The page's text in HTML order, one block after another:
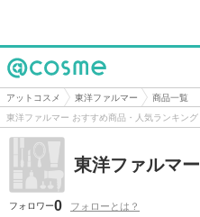
@cosme
アットコスメ 東洋ファルマー
商品一覧
東洋ファルマー おすすめ商品・人気ランキング
東洋ファルマー
フォロワー0 フォローとは？